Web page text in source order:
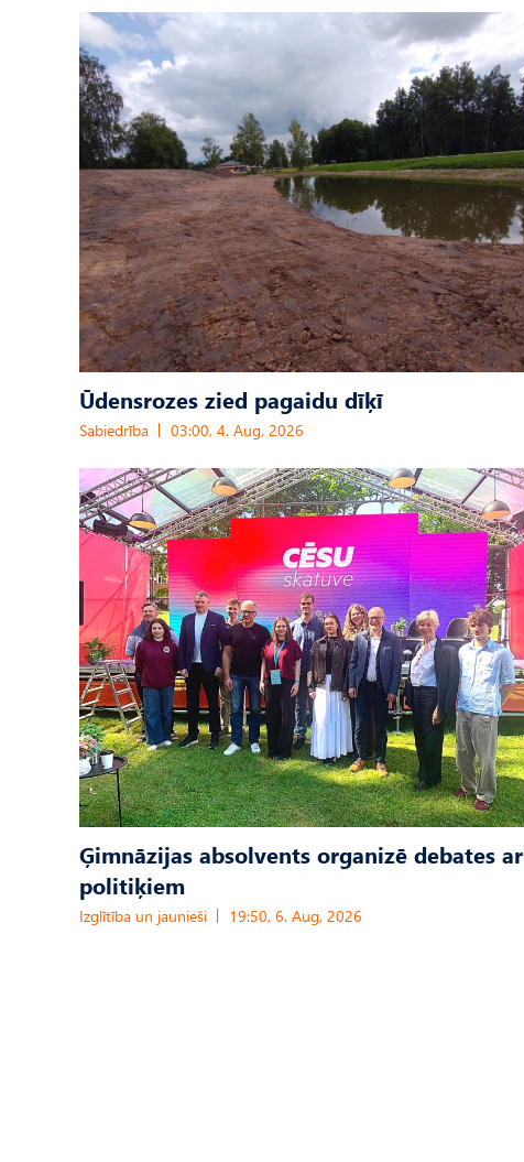
Ūdensrozes zied pagaidu dīķī
Sabiedrība 03:00, 4. Aug, 2026
Ģimnāzijas absolvents organizē debates ar
politiķiem
Izglītība un jaunieši 19:50, 6. Aug, 2026